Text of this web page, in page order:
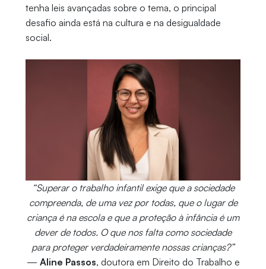
tenha leis avançadas sobre o tema, o principal
desafio ainda está na cultura e na desigualdade
social.
“Superar o trabalho infantil exige que a sociedade
compreenda, de uma vez por todas, que o lugar de
criança é na escola e que a proteção à infância é um
dever de todos. O que nos falta como sociedade
para proteger verdadeiramente nossas crianças?”
— Aline Passos, doutora em Direito do Trabalho e